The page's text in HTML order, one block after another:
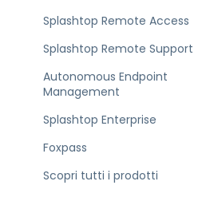
Splashtop Remote Access
Splashtop Remote Support
Autonomous Endpoint
Management
Splashtop Enterprise
Foxpass
Scopri tutti i prodotti